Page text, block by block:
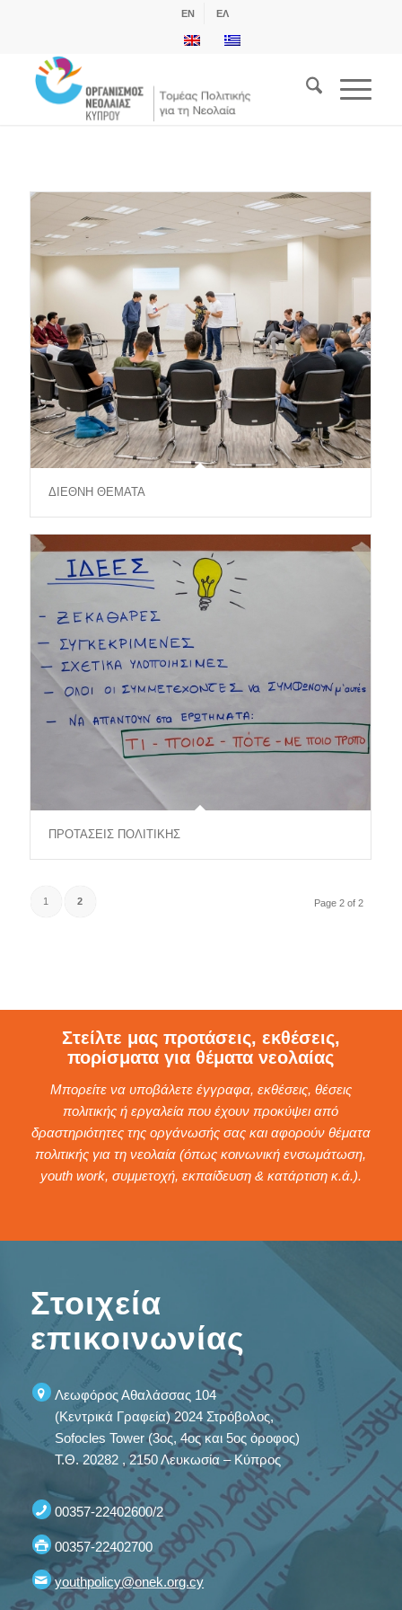
EN ΕΛ
ΔΙΕΘΝΗ ΘΕΜΑΤΑ
ΠΡΟΤΑΣΕΙΣ ΠΟΛΙΤΙΚΗΣ
Page 2 of 2
1 2
Στείλτε μας προτάσεις, εκθέσεις,
πορίσματα για θέματα νεολαίας
Μπορείτε να υποβάλετε έγγραφα, εκθέσεις, θέσεις
πολιτικής ή εργαλεία που έχουν προκύψει από
δραστηριότητες της οργάνωσής σας και αφορούν θέματα
πολιτικής για τη νεολαία (όπως κοινωνική ενσωμάτωση,
youth work, συμμετοχή, εκπαίδευση & κατάρτιση κ.ά.).
Στοιχεία
επικοινωνίας
Λεωφόρος Αθαλάσσας 104
(Κεντρικά Γραφεία) 2024 Στρόβολος,
Sofocles Tower (3ος, 4ος και 5ος όροφος)
Τ.Θ. 20282 , 2150 Λευκωσία – Κύπρος
00357-22402600/2
00357-22402700
youthpolicy@onek.org.cy